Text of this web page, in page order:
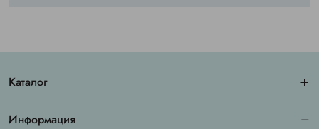
Каталог
Информация